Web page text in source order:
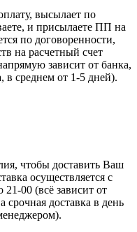
высылает по
и присылаете ПП на
по договоренности,
на расчетный счет
зависит от банка,
в среднем от 1-5 дней).
чтобы доставить Ваш
осуществляется с
00 (всё зависит от
доставка в день